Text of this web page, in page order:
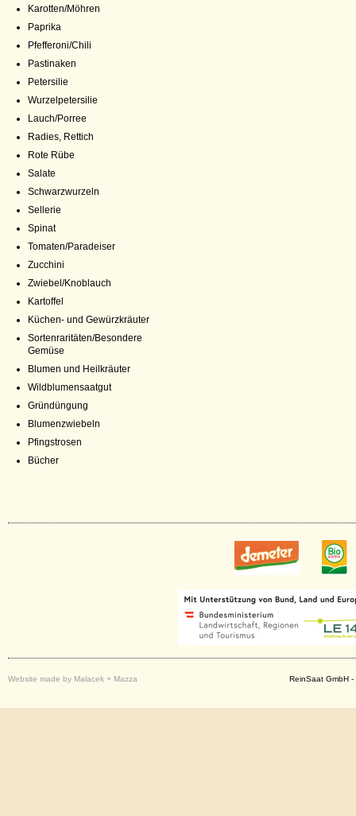
Karotten/Möhren
Paprika
Pfefferoni/Chili
Pastinaken
Petersilie
Wurzelpetersilie
Lauch/Porree
Radies, Rettich
Rote Rübe
Salate
Schwarzwurzeln
Sellerie
Spinat
Tomaten/Paradeiser
Zucchini
Zwiebel/Knoblauch
Kartoffel
Küchen- und Gewürzkräuter
Sortenraritäten/Besondere
Gemüse
Blumen und Heilkräuter
Wildblumensaatgut
Gründüngung
Blumenzwiebeln
Pfingstrosen
Bücher
Website made by Malacek + Mazza ReinSaat GmbH